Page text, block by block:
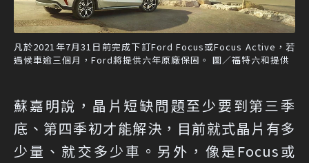
凡於2021年7月31日前完成下訂Ford Focus或Focus Active，若
遇候車逾三個月，Ford將提供六年原廠保固。 圖／福特六和提供
蘇嘉明說，晶片短缺問題至少要到第三季
底、第四季初才能解決，目前就式晶片有多
少量、就交多少車。另外，像是Focus或